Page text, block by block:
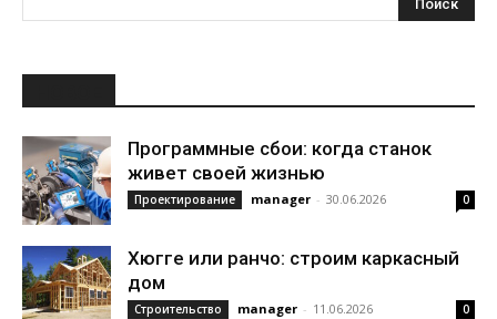
Программные сбои: когда станок
живет своей жизнью
Проектирование manager - 30.06.2026 0
Хюгге или ранчо: строим каркасный
дом
Строительство manager - 11.06.2026 0